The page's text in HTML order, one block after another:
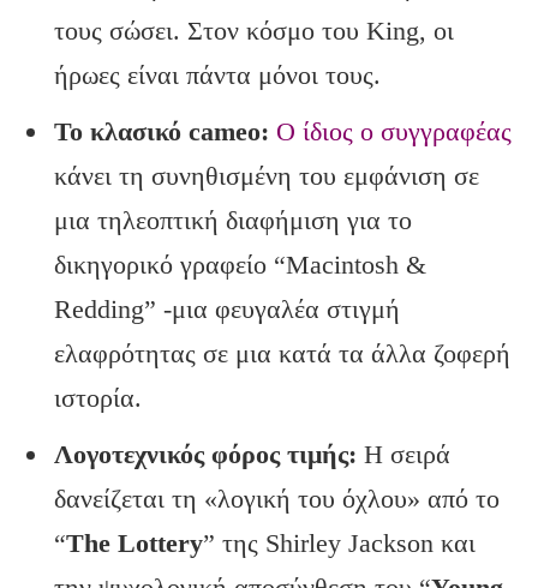
τους σώσει. Στον κόσμο του King, οι
ήρωες είναι πάντα μόνοι τους.
Το κλασικό cameo: Ο ίδιος ο συγγραφέας
κάνει τη συνηθισμένη του εμφάνιση σε
μια τηλεοπτική διαφήμιση για το
δικηγορικό γραφείο “Macintosh &
Redding” -μια φευγαλέα στιγμή
ελαφρότητας σε μια κατά τα άλλα ζοφερή
ιστορία.
Λογοτεχνικός φόρος τιμής: Η σειρά
δανείζεται τη «λογική του όχλου» από το
“The Lottery” της Shirley Jackson και